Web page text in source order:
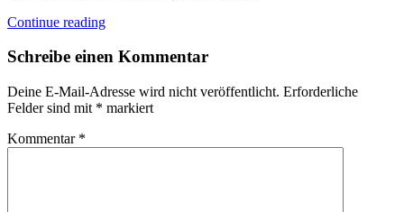
Continue reading
Schreibe einen Kommentar
Deine E-Mail-Adresse wird nicht veröffentlicht. Erforderliche
Felder sind mit * markiert
Kommentar *